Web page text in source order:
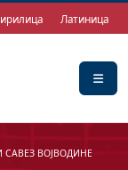
Латиница
САВЕЗ ВОЈВОДИНЕ